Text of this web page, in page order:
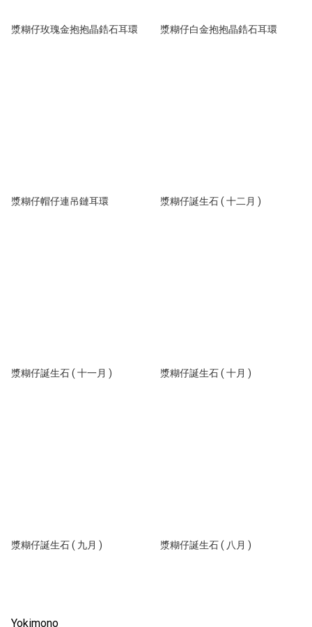
漿糊仔玫瑰金抱抱晶鋯石耳環 漿糊仔白金抱抱晶鋯石耳環
漿糊仔帽仔連吊鏈耳環 漿糊仔誕生石 ( 十二月 )
漿糊仔誕生石 ( 十一月 ) 漿糊仔誕生石 ( 十月 )
漿糊仔誕生石 ( 九月 ) 漿糊仔誕生石 ( 八月 )
Yokimono